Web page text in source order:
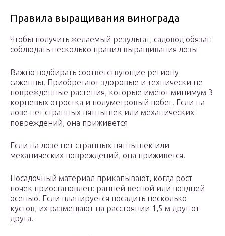
Правила выращивания винограда
Чтобы получить желаемый результат, садовод обязан
соблюдать несколько правил выращивания лозы
Важно подбирать соответствующие региону
саженцы. Приобретают здоровые и технически не
поврежденные растения, которые имеют минимум 3
корневых отростка и полуметровый побег. Если на
лозе нет странных пятнышек или механических
повреждений, она приживется
Если на лозе нет странных пятнышек или
механических повреждений, она приживется.
Посадочный материал прикапывают, когда рост
почек приостановлен: ранней весной или поздней
осенью. Если планируется посадить несколько
кустов, их размещают на расстоянии 1,5 м друг от
друга.